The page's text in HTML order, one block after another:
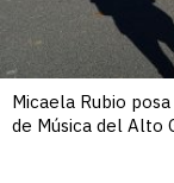
Micaela Rubio
de Música del Alto